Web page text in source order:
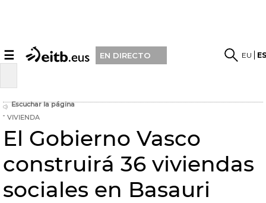
☰ EN DIRECTO EU
Escuchar la página
VIVIENDA
El Gobierno Vasco
construirá 36 viviendas
sociales en Basauri